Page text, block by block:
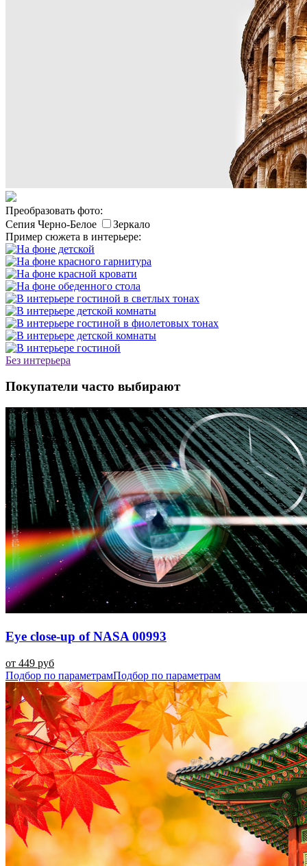
Преобразовать фото:
Сепия Черно-Белое
Зеркало
Пример сюжета в интерьере:
Без интерьера
Покупатели часто выбирают
Eye close-up of NASA 00993
от 449 руб
Подбор по параметрамПодбор по параметрам